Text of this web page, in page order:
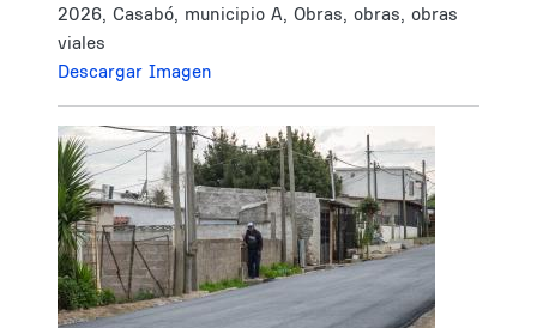
2026, Casabó, municipio A, Obras, obras, obras
viales
Descargar Imagen